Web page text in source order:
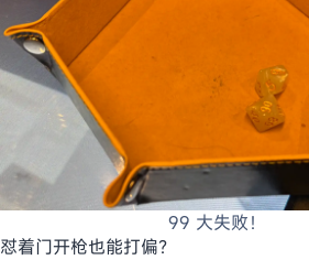
99 大失败！
怼着门开枪也能打偏？